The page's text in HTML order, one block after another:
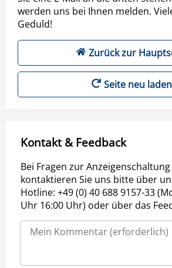
werden uns bei Ihnen melden.
Geduld!
Zurück zur
Seite neu laden
Kontakt & Feedback
Bei Fragen zur
kontaktieren Sie uns bitte über
Hotline: +49 (0) 40 688 9157-33
Uhr 16:00 Uhr) oder über das